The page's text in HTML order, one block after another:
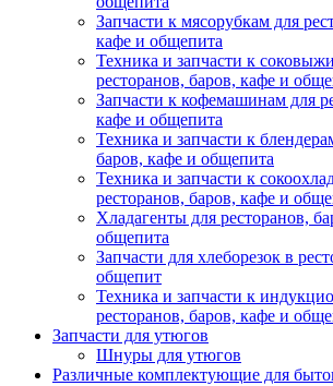
Запчасти к мясорубкам для
кафе и общепита
Техника и запчасти к
ресторанов, баров, кафе и
Запчасти к кофемашинам для
кафе и общепита
Техника и запчасти к
баров, кафе и общепита
Техника и запчасти к
ресторанов, баров, кафе и
Хладагенты для ресторанов,
общепита
Запчасти для хлеборезок в
общепит
Техника и запчасти к
ресторанов, баров, кафе и
Запчасти для утюгов
Шнуры для утюгов
Различные комплектующие для